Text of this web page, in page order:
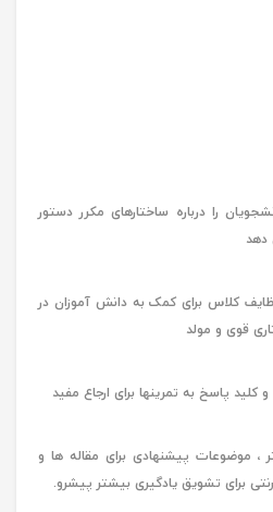
را درباره ساختارهای مکرر دستور
دهد
کلاس برای کمک به دانش آموزان در
قوی و مولد
پاسخ به تمرینها برای ارجاع مفید
، موضوعات پیشنهادی برای مقاله ها و
برای تشویق یادگیری بیشتر پیشرو.